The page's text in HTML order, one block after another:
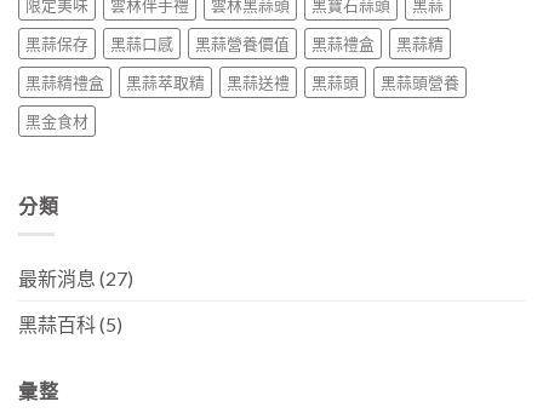
限定美味
雲林伴手禮 雲林黑蒜頭 黑寶石蒜頭
黑蒜
黑蒜保存
黑蒜口感 黑蒜營養價值 黑蒜禮盒
黑蒜精
黑蒜精禮盒
黑蒜萃取精 黑蒜送禮 黑蒜頭
黑蒜頭營養
黑金食材
分類
最新消息 (27)
黑蒜百科(5)
彙整